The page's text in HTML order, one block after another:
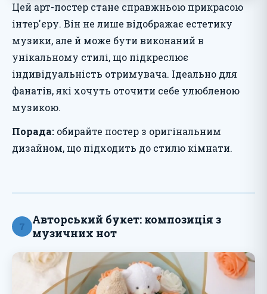
Цей арт-постер стане справжньою прикрасою
інтер'єру. Він не лише відображає естетику
музики, але й може бути виконаний в
унікальному стилі, що підкреслює
індивідуальність отримувача. Ідеально для
фанатів, які хочуть оточити себе улюбленою
музикою.
Порада: обирайте постер з оригінальним
дизайном, що підходить до стилю кімнати.
7
Авторський букет: композиція з
музичних нот